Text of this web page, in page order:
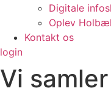
Digitale
Oplev
Kontakt os
login
Vi